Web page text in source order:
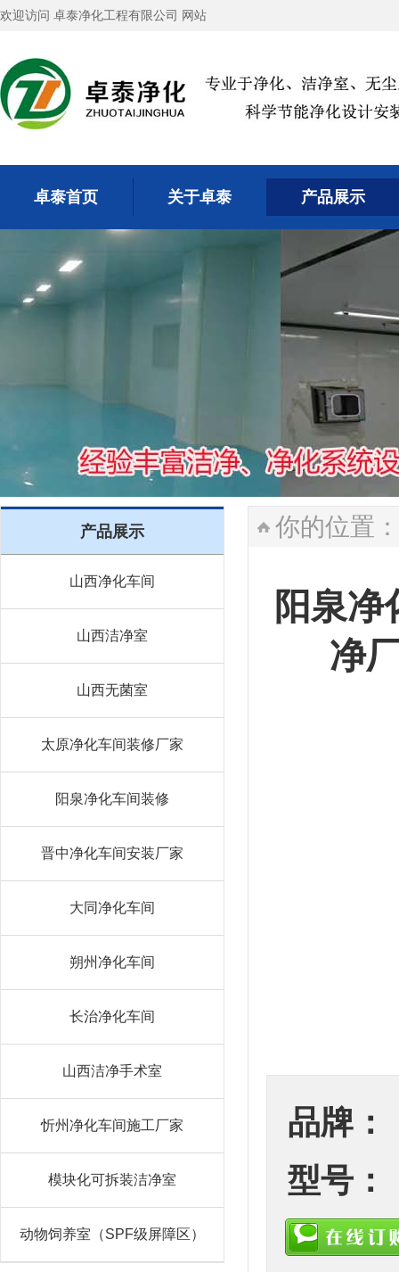
欢迎访问 卓泰净化工程有限公司 网站
卓泰首页 关于卓泰 产品展示
产品展示
山西净化车间
山西洁净室
山西无菌室
太原净化车间装修厂家
阳泉净化车间装修
晋中净化车间安装厂家
大同净化车间
朔州净化车间
长治净化车间
山西洁净手术室
忻州净化车间施工厂家
模块化可拆装洁净室
动物饲养室（SPF级屏障区）
你的位置：
阳泉
净
品牌：
型号：